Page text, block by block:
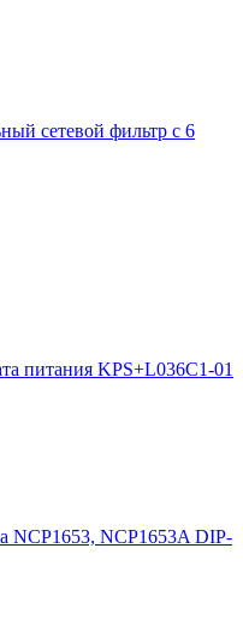
сетевой фильтр с 6
питания KPS+L036C1-01
NCP1653, NCP1653A DIP-